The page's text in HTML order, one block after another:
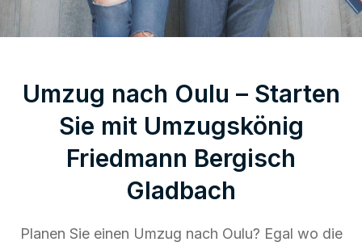
Umzug nach Oulu – Starten
Sie mit Umzugskönig
Friedmann Bergisch
Gladbach
Planen Sie einen Umzug nach Oulu? Egal wo die